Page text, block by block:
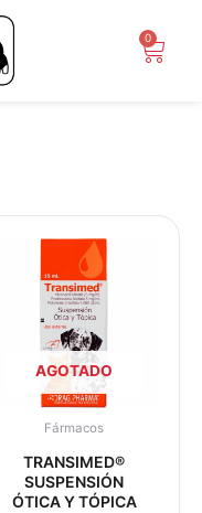
0
AGOTADO
Fármacos
TRANSIMED®
SUSPENSIÓN
ÓTICA Y TÓPICA